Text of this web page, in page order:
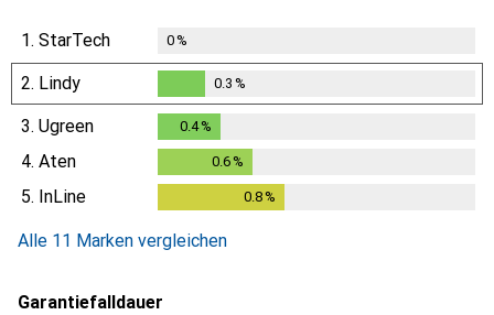
1. StarTech 0%
2. Lindy
0.3%
0.3 %
3. Ugreen 0.4%
4. Aten 0.6 %
5. InLine 0.8%
Alle 11 Marken vergleichen
Garantiefalldauer